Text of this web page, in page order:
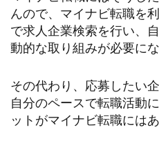
んので、マイナビ転職を
で求人企業検索を行い、
動的な取り組みが必要にな
その代わり、応募したい
自分のペースで転職活動
ットがマイナビ転職にはあ